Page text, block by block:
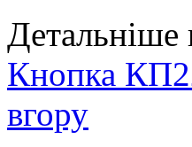
Детальніше
Кнопка
вгору